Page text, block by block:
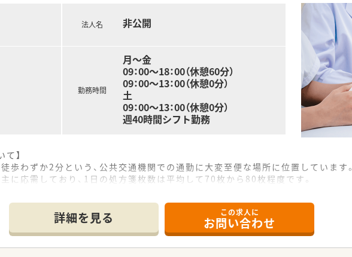
検定など、資格取得支援にも積極的です。
プできる体制が整っています。
続けやすい制度を整えています。
できています。
も充実！
を手渡すといったホスピタリティ溢れる
が特徴です。
話し合いをしながら
、子育支援手当もございます。
がいらっしゃる正社員の方が対象です。
ため、職員本人と家族の誕生日は
ることを推進しています。
法人名 非公開
勤務時間
月～金
09：00～18：00（休憩60分）
09：00～13：00（休憩0分）
土
09：00～13：00（休憩0分）
週40時間シフト勤務
】
歩わずか2分という、公共交通機関での通勤に大変至便な場所に位置しています。
に応需しており、1日の処方箋枚数は平均して70枚から80枚程度です。
希望しているため、その後任として店舗を牽引してくださる方を募集します。
すが、それ以上に患者様やスタッフと真摯に向き合えるお人柄を重視します。
薬局を創り上げていくことに意欲を持って前向きに取り組める方を歓迎します。
詳細を見る この求人に
お問い合わせ